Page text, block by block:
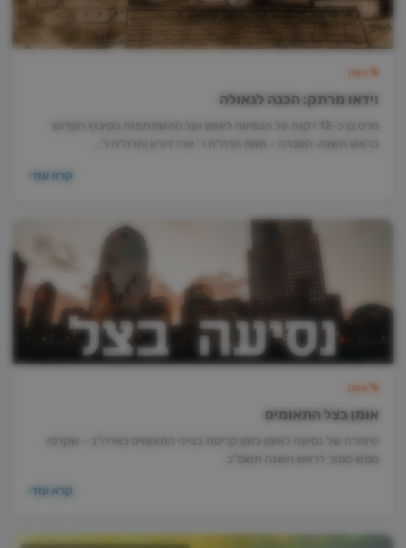
אומן
וידאו מרתק: הכנה לגאולה
סרט בן כ-12 דקות על הנסיעה לאומן ועל ההשתתפות בקיבוץ הקדוש
בראש השנה. הסברה – מאת הרה"ח ר' ארז דורון והרה"ח ר'…
קרא עוד
אומן
אומן בצל התאומים
סיפורה של נסיעה לאומן בזמן קריסת בנייני התאומים בארה"ב - שקרסו
ממש סמוך לראש השנה תשס"ב
קרא עוד